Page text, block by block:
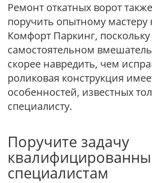
Ремонт откатных ворот
поручить опытному
Комфорт Паркинг,
самостоятельном
скорее навредить, чем
роликовая конструкция
особенностей, известных
специалисту.
Поручите задачу
специалистам